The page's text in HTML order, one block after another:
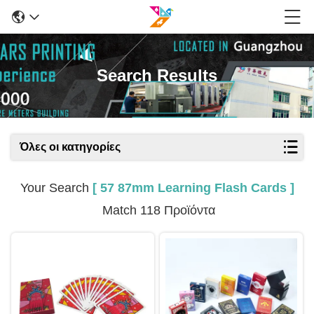
Search Results
Όλες οι κατηγορίες
Your Search [ 57 87mm Learning Flash Cards ]
Match 118 Προϊόντα